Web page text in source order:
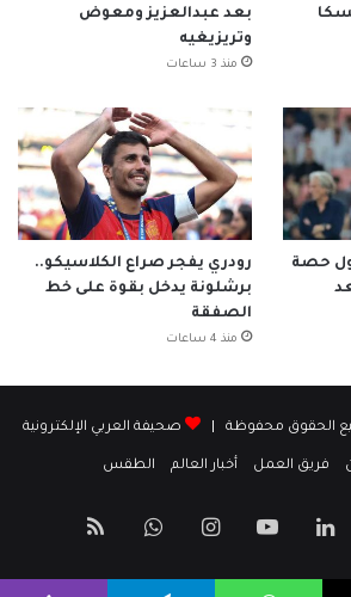
بعد عبدالعزيز ومعوض
وتريزيغيه
منذ 3 ساعات
حصة
رودري يفجر صراع الكلاسيكو..
برشلونة يدخل بقوة على خط
الصفقة
منذ 4 ساعات
صحيفة العربي الإلكترونية
فريق العمل أخبار العالم الطقس
لينكدإن‫YouTubeانستقرامواتسابملخص
الموقع